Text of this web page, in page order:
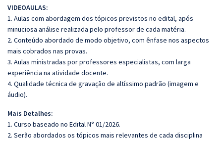
VIDEOAULAS:
1. Aulas com abordagem dos tópicos previstos no edital, após
minuciosa análise realizada pelo professor de cada matéria.
2. Conteúdo abordado de modo objetivo, com ênfase nos aspectos
mais cobrados nas provas.
3. Aulas ministradas por professores especialistas, com larga
experiência na atividade docente.
4. Qualidade técnica de gravação de altíssimo padrão (imagem e
áudio).
Mais Detalhes:
1. Curso baseado no Edital N° 01/2026.
2. Serão abordados os tópicos mais relevantes de cada disciplina